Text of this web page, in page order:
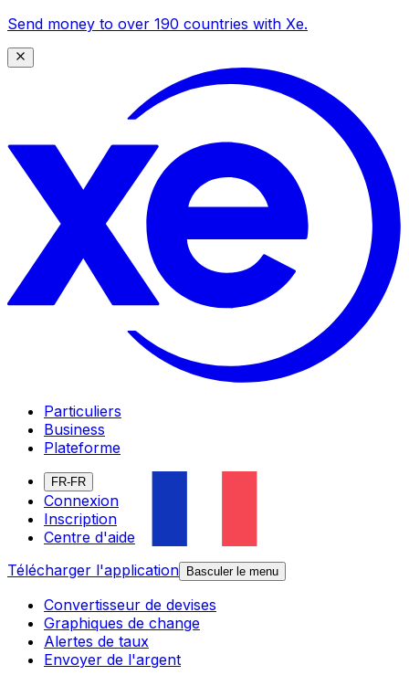
Send money to over 190 countries with Xe.
Particuliers
Business
Plateforme
FR-FR
Connexion
Inscription
Centre d'aide
Télécharger l'application
Basculer le menu
Convertisseur de devises
Graphiques de change
Alertes de taux
Envoyer de l'argent